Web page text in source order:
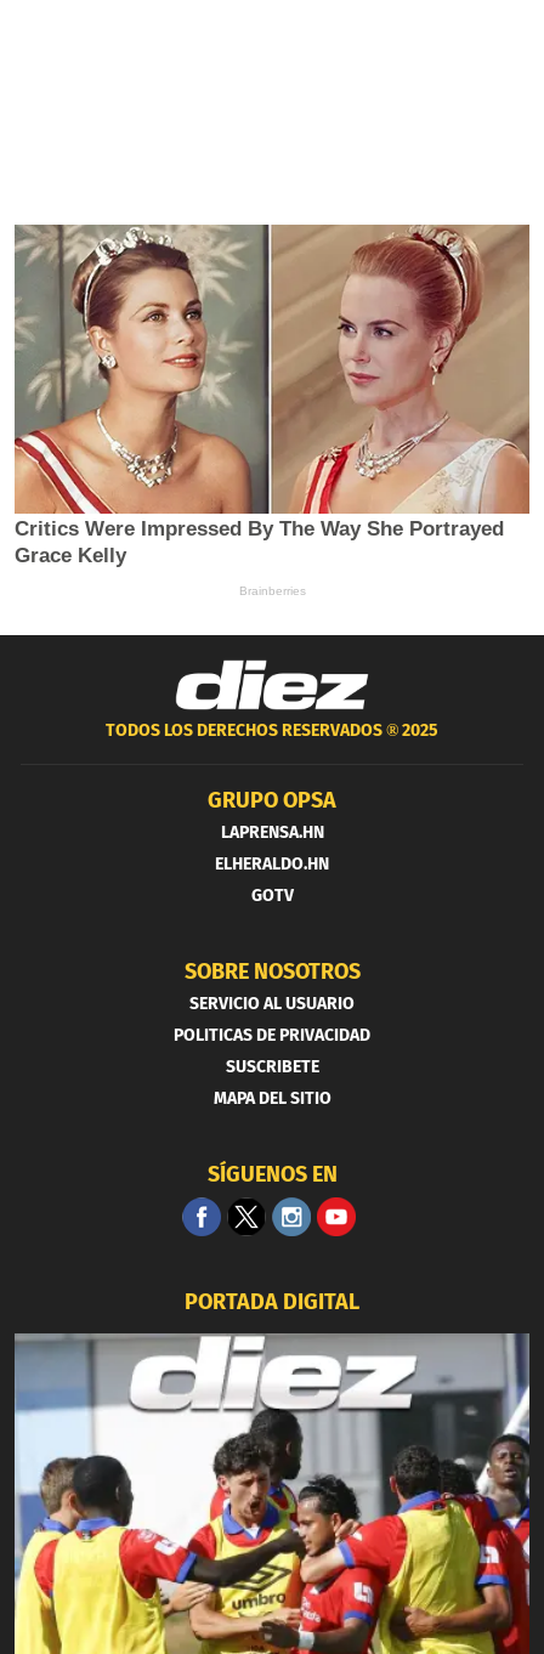
TODOS LOS DERECHOS RESERVADOS ®2025
GRUPO OPSA
LAPRENSA.HN
ELHERALDO.HN
GOTV
SOBRE NOSOTROS
SERVICIO AL USUARIO
POLITICAS DE PRIVACIDAD
SUSCRIBETE
MAPA DEL SITIO
SÍGUENOS EN
PORTADA DIGITAL